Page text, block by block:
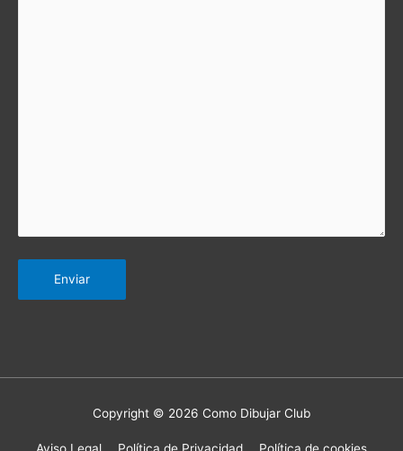
Copyright © 2026 Como Dibujar Club